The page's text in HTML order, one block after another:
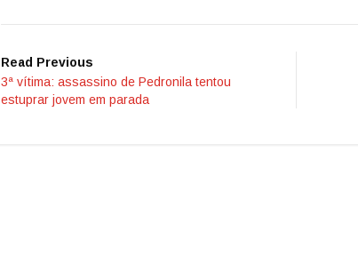
Read Previous
3ª vítima: assassino de Pedronila tentou
estuprar jovem em parada